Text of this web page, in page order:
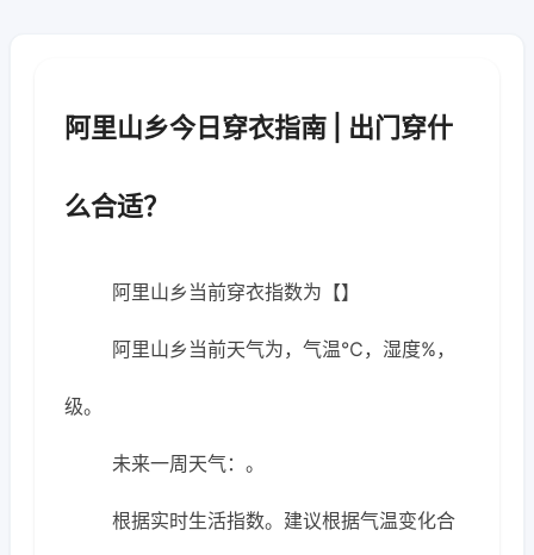
阿里山乡今日穿衣指南 | 出门穿什
么合适？
阿里山乡当前穿衣指数为【】
阿里山乡当前天气为，气温℃，湿度%，
级。
未来一周天气：。
根据实时生活指数。建议根据气温变化合